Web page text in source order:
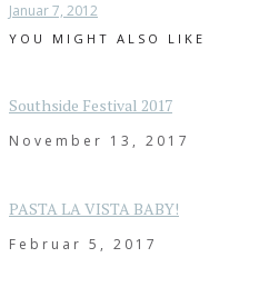
Januar 7, 2012
YOU MIGHT ALSO LIKE
Southside Festival 2017
November 13, 2017
PASTA LA VISTA BABY!
Februar 5, 2017